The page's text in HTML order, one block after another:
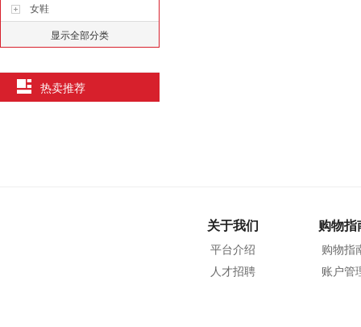
女鞋
显示全部分类
热卖推荐
关于我们
平台介绍
人才招聘
购物指
购物指
账户管